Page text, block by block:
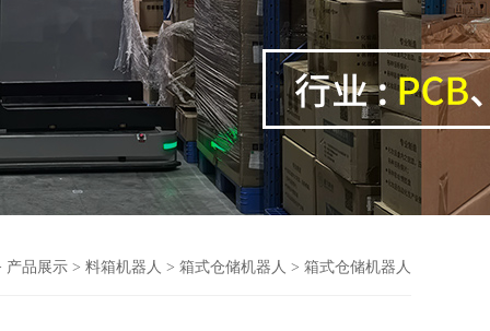
产品展示 > 料箱机器人 > 箱式仓储机器人 > 箱式仓储机器人